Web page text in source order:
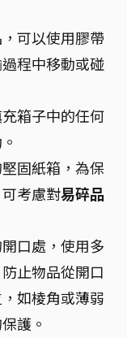
可以使用膠帶
程中移動或碰
箱子中的任何
固紙箱，為保
考慮對易碎品
口處，使用多
止物品從開口
如棱角或薄弱
護。